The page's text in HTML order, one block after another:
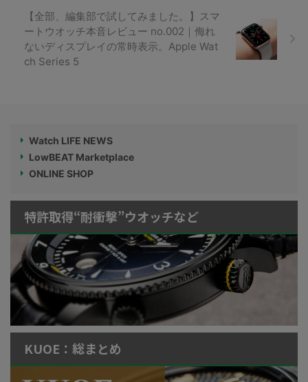
【全部、編集部で試してみました。】スマ
ートウオッチ本音レビュー no.002｜侮れ
ないディスプレイの常時表示。Apple Wat
ch Series 5
Watch LIFE NEWS
LowBEAT Marketplace
ONLINE SHOP
特許取得“耐衝撃”ウオッチなど
KUOE：総まとめ